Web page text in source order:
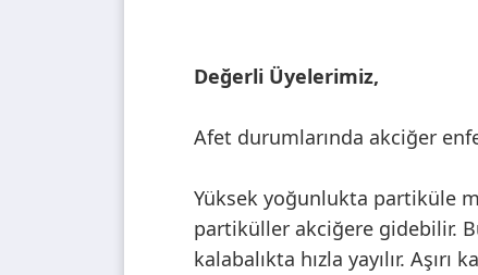
Değerli Üyelerimiz,
Afet durumlarında akciğer
Yüksek yoğunlukta partiküle
partiküller akciğere gidebilir.
kalabalıkta hızla yayılır.